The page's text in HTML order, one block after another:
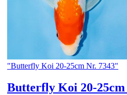
"Butterfly Koi 20-25cm Nr. 7343"
Butterfly Koi 20-25cm